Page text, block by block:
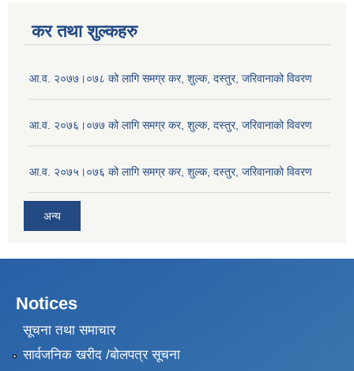
कर तथा शुल्कहरु
आ.व. २०७७।०७८ को लागि समग्र कर, शुल्क, दस्तुर, जरिवानाको विवरण
आ.व. २०७६।०७७ को लागि समग्र कर, शुल्क, दस्तुर, जरिवानाको विवरण
आ.व. २०७५।०७६ को लागि समग्र कर, शुल्क, दस्तुर, जरिवानाको विवरण
अन्य
Notices
सूचना तथा समाचार
सार्वजनिक खरीद /बोलपत्र सूचना